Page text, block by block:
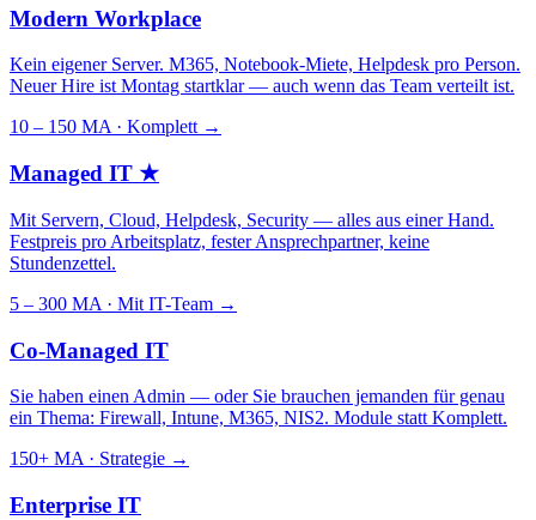
Modern Workplace
Kein eigener Server. M365, Notebook-Miete, Helpdesk pro Person.
Neuer Hire ist Montag startklar — auch wenn das Team verteilt ist.
10 – 150 MA · Komplett →
Managed IT ★
Mit Servern, Cloud, Helpdesk, Security — alles aus einer Hand.
Festpreis pro Arbeitsplatz, fester Ansprechpartner, keine
Stundenzettel.
5 – 300 MA · Mit IT-Team →
Co-Managed IT
Sie haben einen Admin — oder Sie brauchen jemanden für genau
ein Thema: Firewall, Intune, M365, NIS2. Module statt Komplett.
150+ MA · Strategie →
Enterprise IT